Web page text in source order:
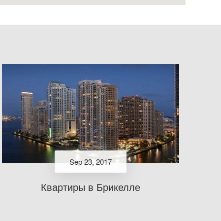
Sep 23, 2017
Квартиры в Брикелле